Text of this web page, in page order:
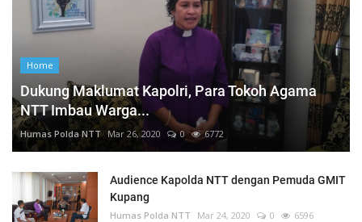
Home
Dukung Maklumat Kapolri, Para Tokoh Agama
NTT Imbau Warga...
Humas Polda NTT Mar 26, 2020 0 6772
Audience Kapolda NTT dengan Pemuda GMIT
Kupang
Humas Polda NTT Mar 24, 2020 0 6596